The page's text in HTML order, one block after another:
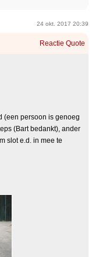
24 okt. 2017 20:39
Reactie Quote
(een persoon is genoeg
(Bart bedankt), ander
slot e.d. in mee te